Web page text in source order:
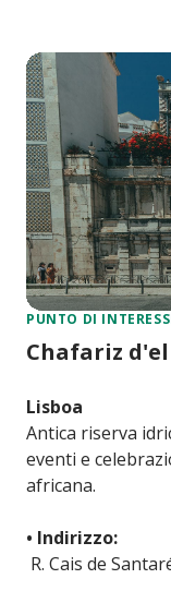
PUNTO DI
Chafariz d'el
Lisboa
Antica riserva
eventi e
africana.
• Indirizzo:
R. Cais de